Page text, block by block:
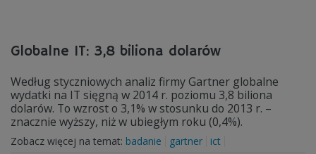
Globalne IT: 3,8 biliona dolarów
Według styczniowych analiz firmy Gartner globalne
wydatki na IT sięgną w 2014 r. poziomu 3,8 biliona
dolarów. To wzrost o 3,1% w stosunku do 2013 r. –
znacznie wyższy, niż w ubiegłym roku (0,4%).
Zobacz więcej na temat: badanie gartner ict